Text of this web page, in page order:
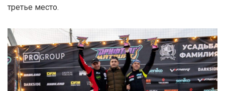
третье место.